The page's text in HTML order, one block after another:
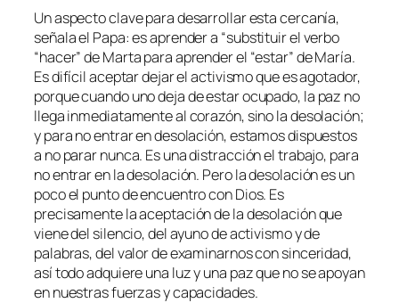
Un aspecto clave para desarrollar esta cercanía,
señala el Papa: es aprender a “substituir el verbo
“hacer” de Marta para aprender el “estar” de María.
Es difícil aceptar dejar el activismo que es agotador,
porque cuando uno deja de estar ocupado, la paz no
llega inmediatamente al corazón, sino la desolación;
y para no entrar en desolación, estamos dispuestos
a no parar nunca. Es una distracción el trabajo, para
no entrar en la desolación. Pero la desolación es un
poco el punto de encuentro con Dios. Es
precisamente la aceptación de la desolación que
viene del silencio, del ayuno de activismo y de
palabras, del valor de examinarnos con sinceridad,
así todo adquiere una luz y una paz que no se apoyan
en nuestras fuerzas y capacidades.